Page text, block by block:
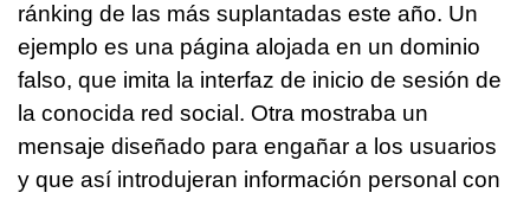
ránking de las más suplantadas este año. Un
ejemplo es una página alojada en un dominio
falso, que imita la interfaz de inicio de sesión de
la conocida red social. Otra mostraba un
mensaje diseñado para engañar a los usuarios
y que así introdujeran información personal con